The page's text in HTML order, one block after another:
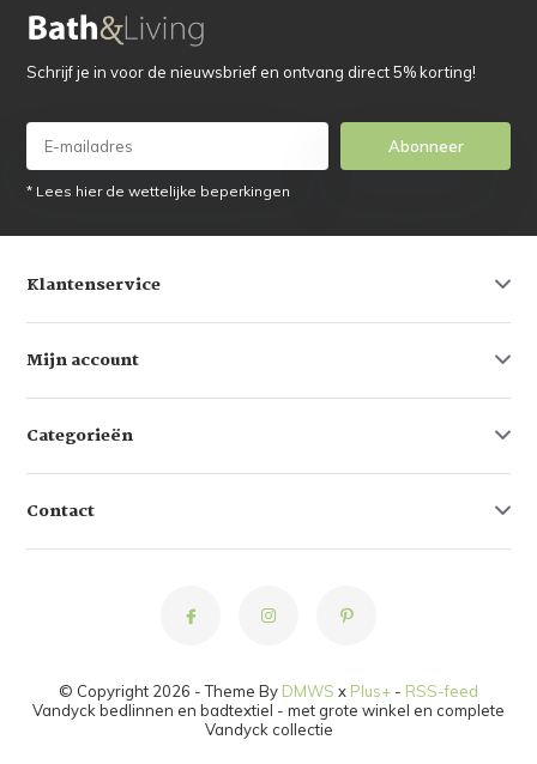
Schrijf je in voor de nieuwsbrief en ontvang direct 5% korting!
Abonneer
* Lees hier de wettelijke beperkingen
Klantenservice
Mijn account
Categorieën
Contact
© Copyright 2026 - Theme By DMWS x Plus+ - RSS-feed
Vandyck bedlinnen en badtextiel - met grote winkel en complete
Vandyck collectie